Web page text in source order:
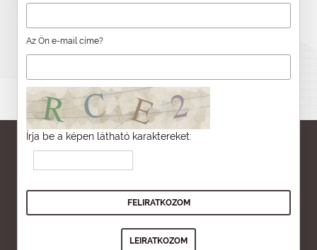
Az Ön e-mail címe?
Írja be a képen látható karaktereket: